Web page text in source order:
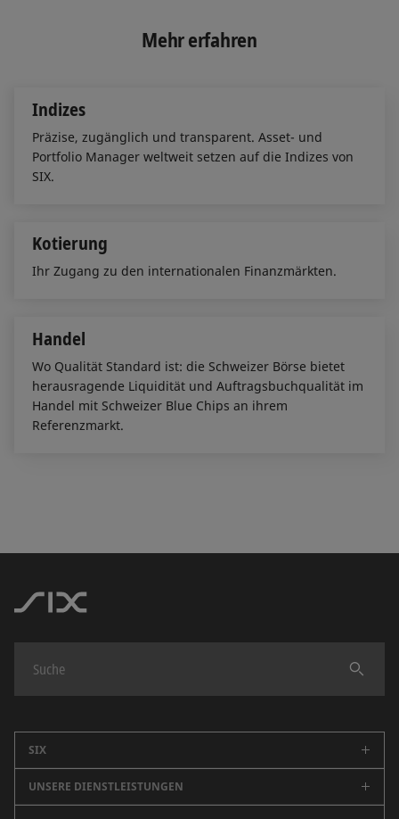
e
d
o
l
Mehr erfahren
Indizes
Präzise, zugänglich und transparent. Asset- und
Portfolio Manager weltweit setzen auf die Indizes von
SIX.
Kotierung
Ihr Zugang zu den internationalen Finanzmärkten.
Handel
Wo Qualität Standard ist: die Schweizer Börse bietet
herausragende Liquidität und Auftragsbuchqualität im
Handel mit Schweizer Blue Chips an ihrem
Referenzmarkt.
Finden
SIX
Unternehmen
UNSERE DIENSTLEISTUNGEN